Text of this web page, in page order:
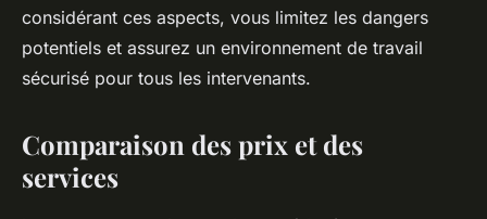
considérant ces aspects, vous limitez les dangers
potentiels et assurez un environnement de travail
sécurisé pour tous les intervenants.
Comparaison des prix et des
services